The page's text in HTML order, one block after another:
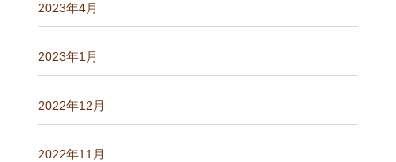
2023年4月
2023年1月
2022年12月
2022年11月